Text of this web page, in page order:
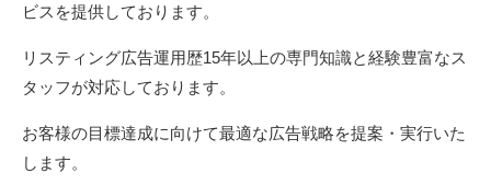
ビスを提供しております。
リスティング広告運用歴15年以上の専門知識と経験豊富なス
タッフが対応しております。
お客様の目標達成に向けて最適な広告戦略を提案・実行いた
します。